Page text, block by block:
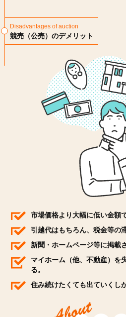
Disadvantages of auction
競売（公売）のデメリット
市場価格より大幅に低い金額
引越代はもちろん、税金等の
新聞・ホームページ等に掲載
マイホーム（他、不動産）を
る。
住み続けたくても出ていくし